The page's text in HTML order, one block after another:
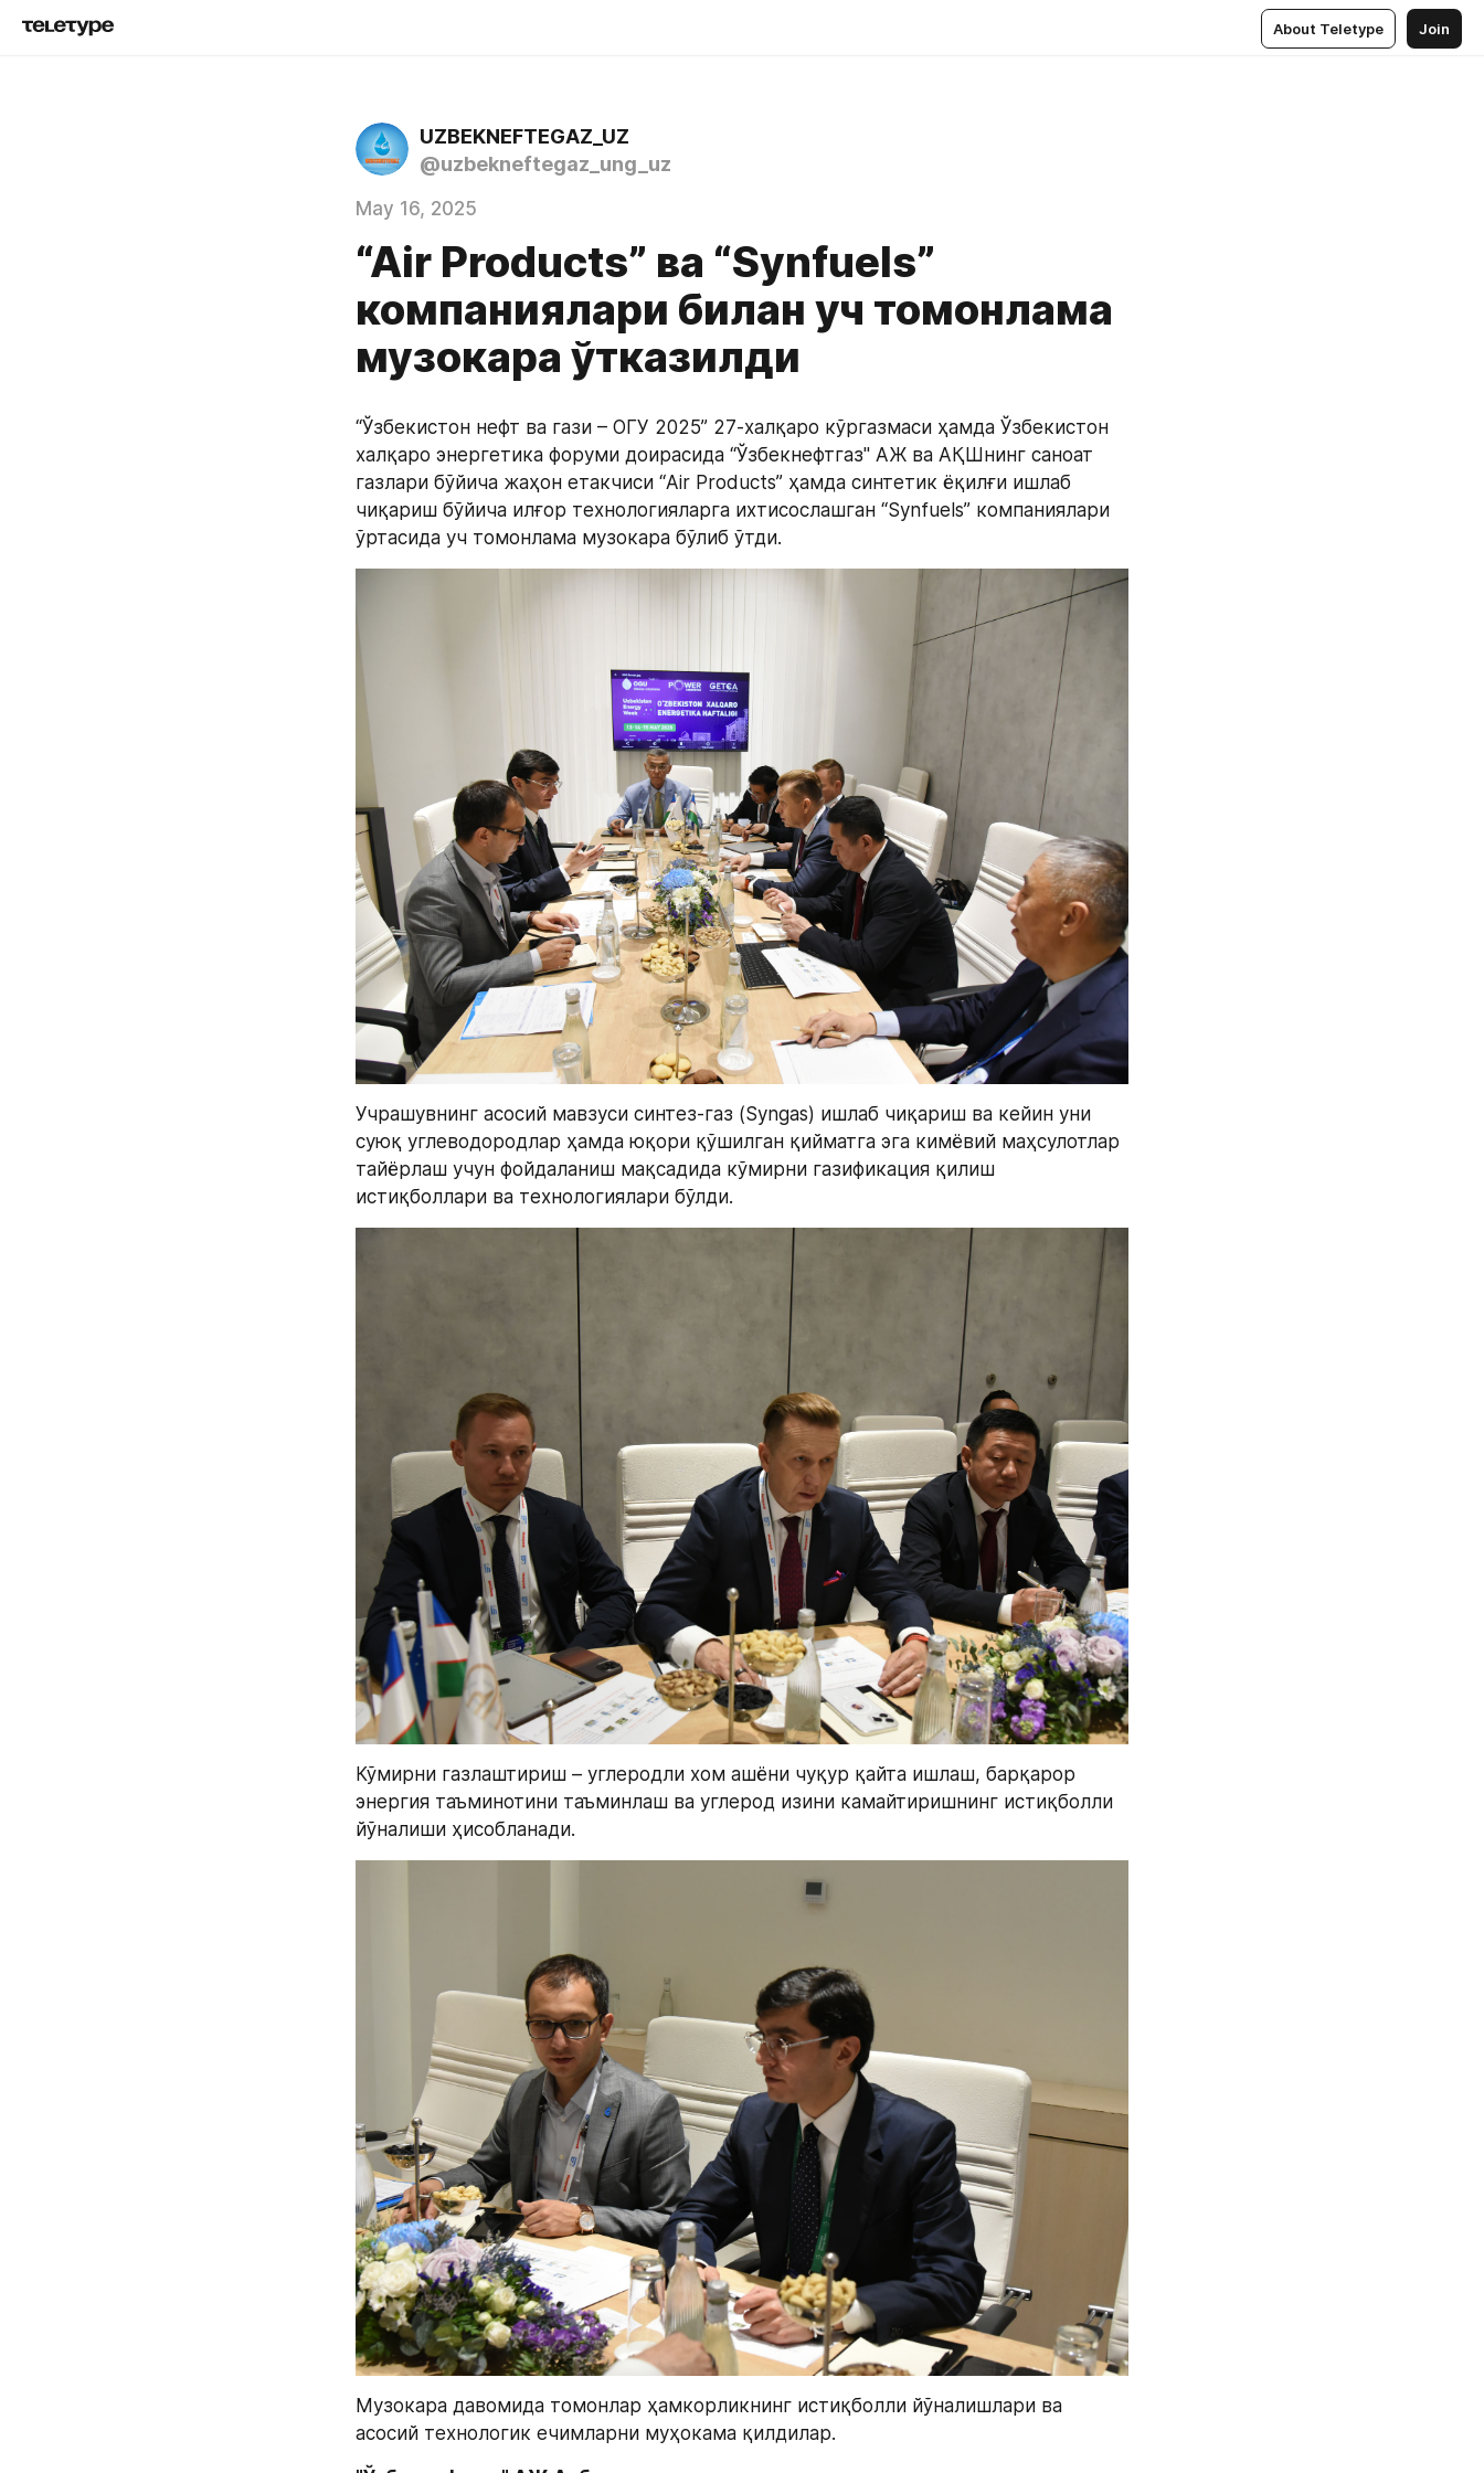
About Teletype Join
UZBEKNEFTEGAZ_UZ
@uzbekneftegaz_ung_uz
May 16, 2025
“Air Products” ва “Synfuels”
компаниялари билан уч томонлама
музокара ўтказилди
“Ўзбекистон нефт ва гази – ОГУ 2025” 27-халқаро кўргазмаси ҳамда Ўзбекистон
халқаро энергетика форуми доирасида “Ўзбекнефтгаз" АЖ ва АҚШнинг саноат
газлари бўйича жаҳон етакчиси “Air Products” ҳамда синтетик ёқилғи ишлаб
чиқариш бўйича илғор технологияларга ихтисослашган “Synfuels” компаниялари
ўртасида уч томонлама музокара бўлиб ўтди.
Учрашувнинг асосий мавзуси синтез-газ (Syngas) ишлаб чиқариш ва кейин уни
суюқ углеводородлар ҳамда юқори қўшилган қийматга эга кимёвий маҳсулотлар
тайёрлаш учун фойдаланиш мақсадида кўмирни газификация қилиш
истиқболлари ва технологиялари бўлди.
Кўмирни газлаштириш – углеродли хом ашёни чуқур қайта ишлаш, барқарор
энергия таъминотини таъминлаш ва углерод изини камайтиришнинг истиқболли
йўналиши ҳисобланади.
Музокара давомида томонлар ҳамкорликнинг истиқболли йўналишлари ва
асосий технологик ечимларни муҳокама қилдилар.